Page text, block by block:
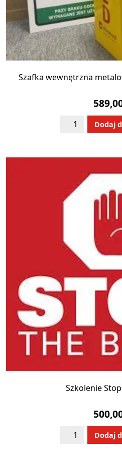
Szafka wewnętrzna
ilość
metalowa
alarmem
dźw-
św.
Dodaj
Szkolenie
ilość
Szkolenie
Dodaj